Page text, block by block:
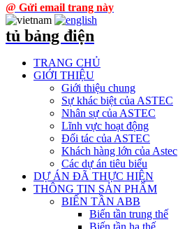
@ Gửi email trang này
tủ bảng điện
TRANG CHỦ
GIỚI THIỆU
Giới thiệu chung
Sự khác biệt của ASTEC
Nhân sự của ASTEC
Lĩnh vực hoạt động
Đối tác của ASTEC
Khách hàng lớn của Astec
Các dự án tiêu biểu
DỰ ÁN ĐÃ THỰC HIỆN
THÔNG TIN SẢN PHẨM
BIẾN TẦN ABB
Biến tần trung thế
Biến tần hạ thế